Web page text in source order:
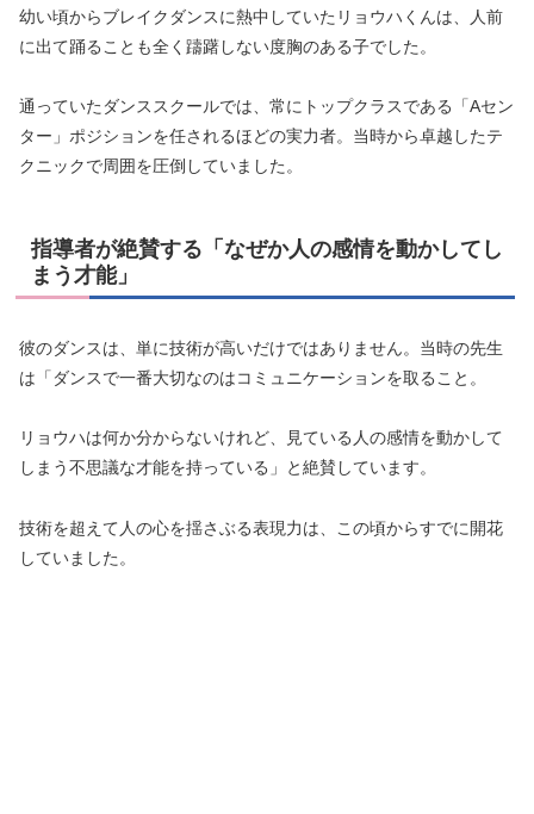
幼い頃からブレイクダンスに熱中していたリョウハくんは、人前
に出て踊ることも全く躊躇しない度胸のある子でした。
通っていたダンススクールでは、常にトップクラスである「Aセン
ター」ポジションを任されるほどの実力者。当時から卓越したテ
クニックで周囲を圧倒していました。
指導者が絶賛する「なぜか人の感情を動かしてし
まう才能」
彼のダンスは、単に技術が高いだけではありません。当時の先生
は「ダンスで一番大切なのはコミュニケーションを取ること。
リョウハは何か分からないけれど、見ている人の感情を動かして
しまう不思議な才能を持っている」と絶賛しています。
技術を超えて人の心を揺さぶる表現力は、この頃からすでに開花
していました。